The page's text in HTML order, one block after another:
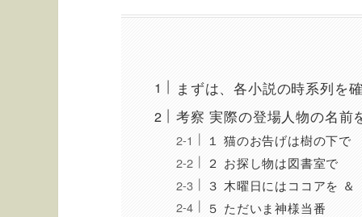
まずは、各小説の時系列を
考察 実際の登場人物の名前
１ 猫のお告げは樹の下で
２ お探し物は図書室で
３ 木曜日にはココアを
５ ただいま神様当番